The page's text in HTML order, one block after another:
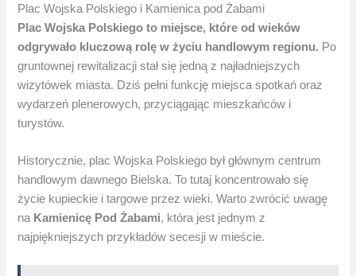
Plac Wojska Polskiego i Kamienica pod Żabami
Plac Wojska Polskiego to miejsce, które od wieków
odgrywało kluczową rolę w życiu handlowym regionu. Po
gruntownej rewitalizacji stał się jedną z najładniejszych
wizytówek miasta. Dziś pełni funkcję miejsca spotkań oraz
wydarzeń plenerowych, przyciągając mieszkańców i
turystów.
Historycznie, plac Wojska Polskiego był głównym centrum
handlowym dawnego Bielska. To tutaj koncentrowało się
życie kupieckie i targowe przez wieki. Warto zwrócić uwagę
na Kamienicę Pod Żabami, która jest jednym z
najpiękniejszych przykładów secesji w mieście.